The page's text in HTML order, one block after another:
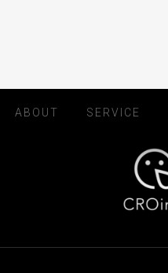
ABOUT SERVICE